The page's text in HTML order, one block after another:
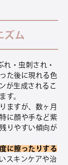
ズム
・虫刺され・
た後に現れる色
が生成されるこ
す。
ますが、数ヶ月
に顔や手など紫
りやすい傾向が
に擦ったりする
スキンケアや治